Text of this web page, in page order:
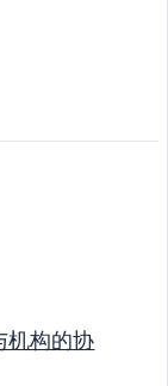
机构的协